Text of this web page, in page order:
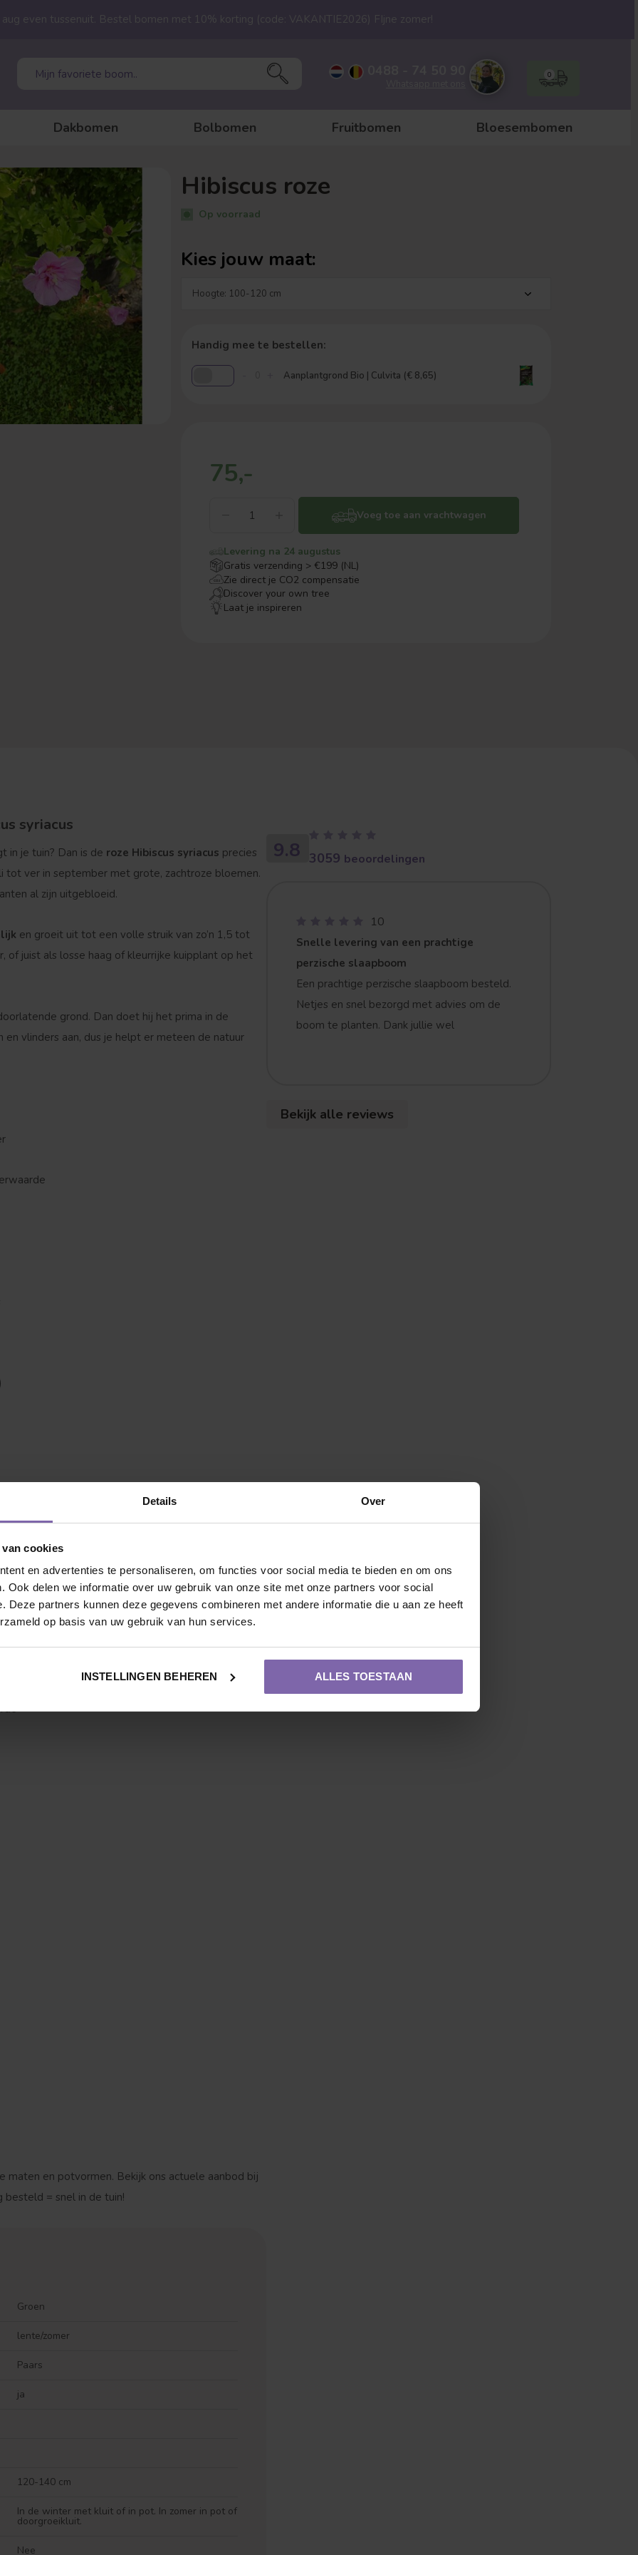
Details Over
cookies
en advertenties te personaliseren, om functies voor social media te bieden en om ons
Ook delen we informatie over uw gebruik van onze site met onze partners voor social
Deze partners kunnen deze gegevens combineren met andere informatie die u aan ze heeft
op basis van uw gebruik van hun services.
INSTELLINGEN BEHEREN ALLES TOESTAAN
Dakbomen Bolbomen Fruitbomen Bloesembomen
0
even tussenuit. Bestel bomen met 10% korting (code: VAKANTIE2026) FIjne zomer!
Hibiscus roze
Op voorraad
Kies jouw maat:
Handig mee te bestellen:
Aanplantgrond Bio | Culvita (€ 8,65)
75,-
Voeg toe aan vrachtwagen
Levering na 24 augustus
Gratis verzending > €199 (NL)
Zie direct je CO2 compensatie
Discover your own tree
Laat je inspireren
syriacus
in je tuin? Dan is de roze Hibiscus syriacus precies
tot ver in september met grote, zachtroze bloemen.
al zijn uitgebloeid.
en groeit uit tot een volle struik van zo’n 1,5 tot
of juist als losse haag of kleurrijke kuipplant op het
grond. Dan doet hij het prima in de
vlinders aan, dus je helpt er meteen de natuur
maten en potvormen. Bekijk ons actuele aanbod bij
maten en potvormen. Bekijk ons actuele aanbod bij
besteld = snel in de tuin!
Groen
lente/zomer
Paars
ja
120-140 cm
In de winter met kluit of in pot. In zomer in pot of
doorgroeikluit.
Nee
9.8 3059 beoordelingen
10
Snelle levering van een prachtige
perzische slaapboom
Een prachtige perzische slaapboom besteld.
Netjes en snel bezorgd met advies om de
boom te planten. Dank jullie wel
Bekijk alle reviews
jij naar op zoek?
Dakvorm Bolvorm Verspreide vorm